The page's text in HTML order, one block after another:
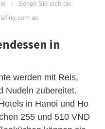
| Sehen Sie sich die
an
in
werden mit Reis,
Nudeln zubereitet.
in Hanoi und Ho
255 und 510 VND